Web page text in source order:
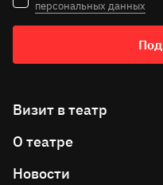
персональных данных
Визит в театр
Как купить билет
Как вернуть билет
О театре
Театр сегодня
Новости